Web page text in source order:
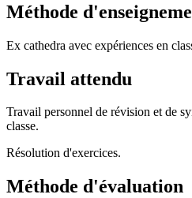
Méthode
Ex cathedra avec expériences en
Travail attendu
Travail personnel de révision et de
classe.
Résolution d'exercices.
Méthode d'évaluation